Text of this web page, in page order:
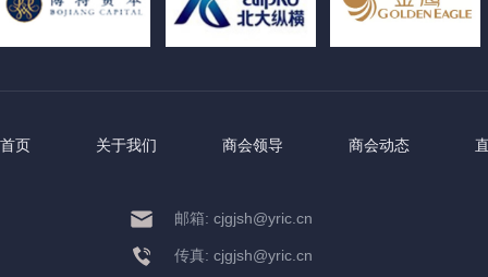
首页 关于我们 商会领导 商会动态
邮箱: cjgjsh@yric.cn
传真: cjgjsh@yric.cn